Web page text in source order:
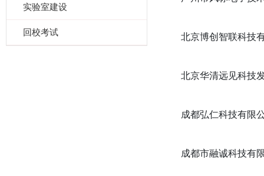
实验室建设
回校考试 北京博创智联科技
北京华清远见科技
成都弘仁科技有限
成都市融诚科技有